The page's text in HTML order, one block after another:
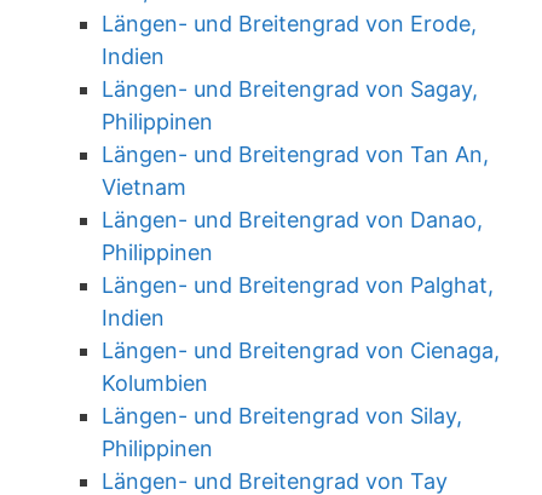
Längen- und Breitengrad von Erode,
Indien
Längen- und Breitengrad von Sagay,
Philippinen
Längen- und Breitengrad von Tan An,
Vietnam
Längen- und Breitengrad von Danao,
Philippinen
Längen- und Breitengrad von Palghat,
Indien
Längen- und Breitengrad von Cienaga,
Kolumbien
Längen- und Breitengrad von Silay,
Philippinen
Längen- und Breitengrad von Tay